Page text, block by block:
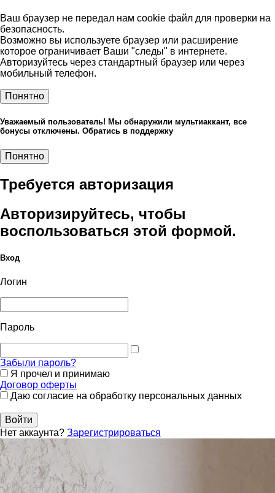
Ваш браузер не передал нам cookie файл для проверки на
безопасность.
Возможно вы используете браузер или расширение
которое ограничивает Ваши "следы" в интернете.
Авторизуйтесь через стандартный браузер или через
мобильный телефон.
Понятно
Уважаемый пользователь! Мы обнаружили мультиаккант, все
бонусы отключены. Обратись в поддержку
Понятно
Требуется авторизация
Авторизируйтесь, чтобы
воспользоваться этой формой.
Вход
Логин
Пароль
Забыли пароль?
Я прочел и принимаю
Договор оферты
Даю согласие на обработку персональных данных
Войти
Нет аккаунта? Зарегистрироваться